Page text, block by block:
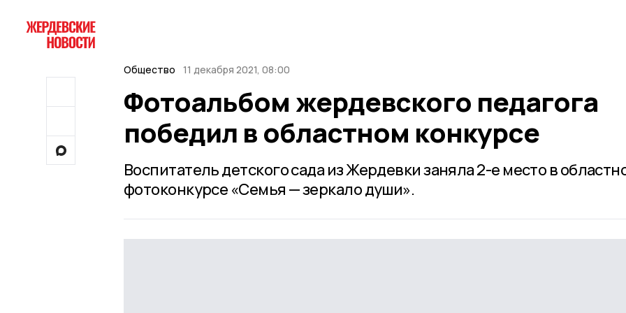
Общество 11 декабря 2021, 08:00
Фотоальбом жердевского педагога
победил в областном конкурсе
Воспитатель детского сада из Жердевки заняла 2-е место в
фотоконкурсе «Семья — зеркало души».